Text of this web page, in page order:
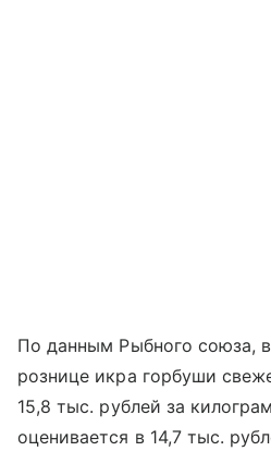
По данным Рыбного союза,
рознице икра горбуши
15,8 тыс. рублей за
оценивается в 14,7 тыс.